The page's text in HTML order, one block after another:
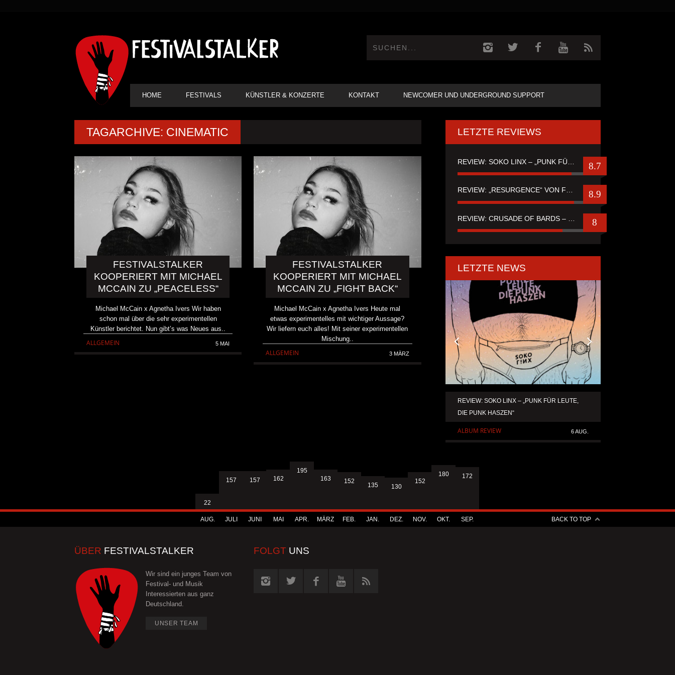
HAUPT-
NAVIGATION
HOME FESTIVALS KÜNSTLER & KONZERTE KONTAKT NEWCOMER UND UNDERGROUND SUPPORT
TAGARCHIVE: CINEMATIC
FESTIVALSTALKER
KOOPERIERT MIT MICHAEL
MCCAIN ZU „PEACELESS“
Michael McCain x Agnetha Ivers Wir haben
schon mal über die sehr experimentellen
Künstler berichtet. Nun gibt’s was Neues aus..
ALLGEMEIN 5 MAI
FESTIVALSTALKER
KOOPERIERT MIT MICHAEL
MCCAIN ZU „FIGHT BACK“
Michael McCain x Agnetha Ivers Heute mal
etwas experimentelles mit wichtiger Aussage?
Wir liefern euch alles! Mit seiner experimentellen
Mischung..
ALLGEMEIN 3 MÄRZ
LETZTE REVIEWS
8.7
REVIEW: „RESURGENCE“ VON FUTURE PALACE 8.9
8
LETZTE NEWS
REVIEW: SOKO LINX – „PUNK FÜR LEUTE,
DIE PUNK HASZEN“
ALBUM REVIEW 6 AUG.
22
AUG.
157
JULI
157
JUNI
162
MAI
195
APR.
163
MÄRZ
152
FEB.
135
JAN.
130
DEZ.
152
NOV.
180
OKT.
172
SEP. BACK TO TOP
ÜBER FESTIVALSTALKER
Wir sind ein junges Team von
Festival- und Musik
Interessierten aus ganz
Deutschland.
UNSER TEAM
FOLGT UNS